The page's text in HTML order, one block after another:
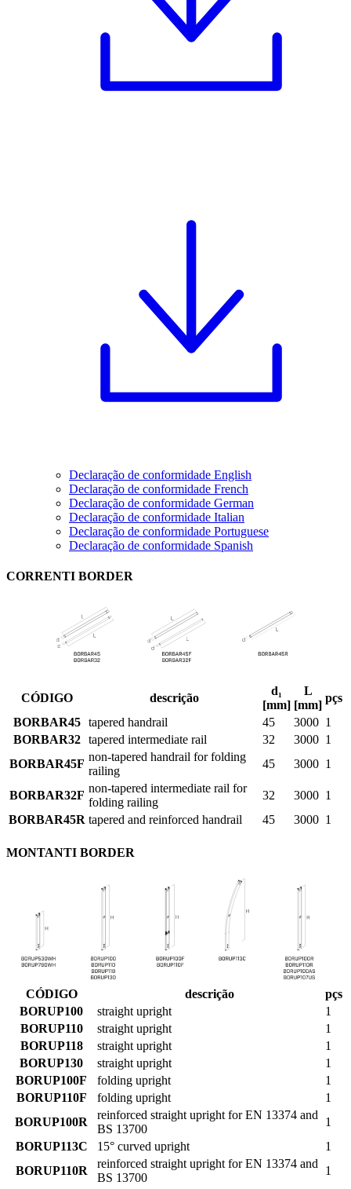
Declaração de conformidade English
Declaração de conformidade French
Declaração de conformidade German
Declaração de conformidade Italian
Declaração de conformidade Portuguese
Declaração de conformidade Spanish
CORRENTI BORDER
CÓDIGO descrição
d₁
[mm]
L
[mm]
pçs
BORBAR45 tapered handrail 45 3000 1
BORBAR32 tapered intermediate rail 32 3000 1
BORBAR45F
non-tapered handrail for folding
railing
45 3000 1
BORBAR32F
non-tapered intermediate rail for
folding railing
32 3000 1
BORBAR45R tapered and reinforced handrail 45 3000 1
MONTANTI BORDER
CÓDIGO descrição
pçs
BORUP100
straight upright
1
BORUP110
straight upright
1
BORUP118
straight upright
1
BORUP130
straight upright
1
BORUP100F
folding upright
1
BORUP110F
folding upright
1
BORUP100R
reinforced straight upright for EN 13374 and
BS 13700
1
BORUP113C
15° curved upright
1
BORUP110R
reinforced straight upright for EN 13374 and
BS 13700
1